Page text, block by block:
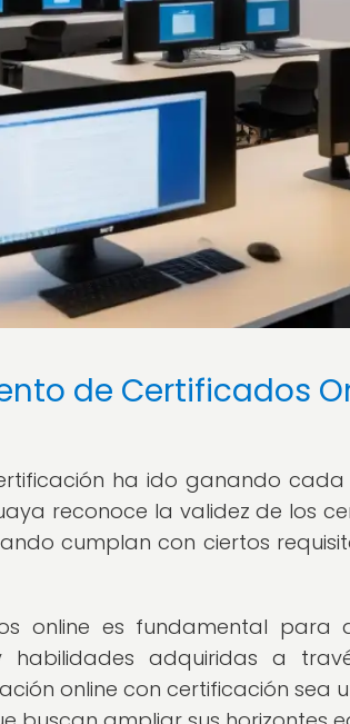
de Certificados
ha ido ganando
reconoce la validez de los
cumplan con ciertos
online es fundamental para
habilidades adquiridas a
online con certificación sea